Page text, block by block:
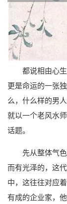
都说相由心
更是命运的一张
么，什么样的男
就以一个老风水
话题。
先从整体气
而有光泽的，这
中，这往往对应
有成的企业家，